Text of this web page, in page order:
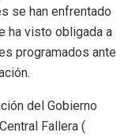
se han enfrentado
ha visto obligada a
programados ante
del Gobierno
Fallera (